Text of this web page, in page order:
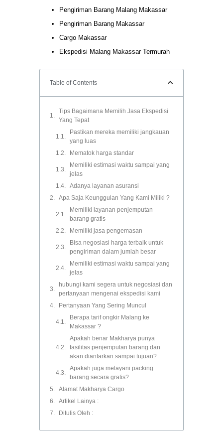
Pengiriman Barang Malang Makassar
Pengiriman Barang Makassar
Cargo Makassar
Ekspedisi Malang Makassar Termurah
Table of Contents
Tips Bagaimana Memilih Jasa Ekspedisi
Yang Tepat
Pastikan mereka memiliki jangkauan
yang luas
Mematok harga standar
Memiliki estimasi waktu sampai yang
jelas
Adanya layanan asuransi
Apa Saja Keunggulan Yang Kami Miliki ?
Memiliki layanan penjemputan
barang gratis
Memiliki jasa pengemasan
Bisa negosiasi harga terbaik untuk
pengiriman dalam jumlah besar
Memiliki estimasi waktu sampai yang
jelas
hubungi kami segera untuk negosiasi dan
pertanyaan mengenai ekspedisi kami
Pertanyaan Yang Sering Muncul
Berapa tarif ongkir Malang ke
Makassar ?
Apakah benar Makharya punya
fasilitas penjemputan barang dan
akan diantarkan sampai tujuan?
Apakah juga melayani packing
barang secara gratis?
Alamat Makharya Cargo
Artikel Lainya :
Ditulis Oleh :